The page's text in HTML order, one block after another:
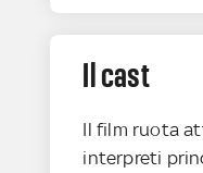
Il cast
Il film ruota
interpreti